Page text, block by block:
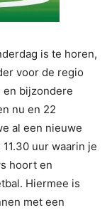
is te horen,
voor de regio
en bijzondere
nu en 22
al een nieuwe
uur waarin je
hoort en
Hiermee is
met een